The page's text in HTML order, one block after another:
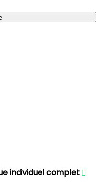
individuel complet